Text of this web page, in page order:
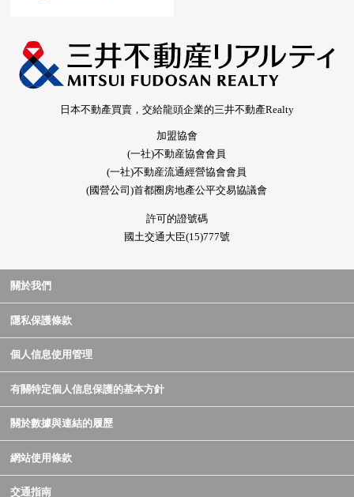
日本不動產買賣，交給龍頭企業的三井不動產Realty
加盟協會
(一社)不動産協會會員
(一社)不動産流通經營協會會員
(國營公司)首都圈房地產公平交易協議會
許可的證號碼
國土交通大臣(15)777號
關於我們
隱私保護條款
個人信息使用管理
有關特定個人信息保護的基本方針
關於數據與連結的履歷
網站使用條款
交通指南